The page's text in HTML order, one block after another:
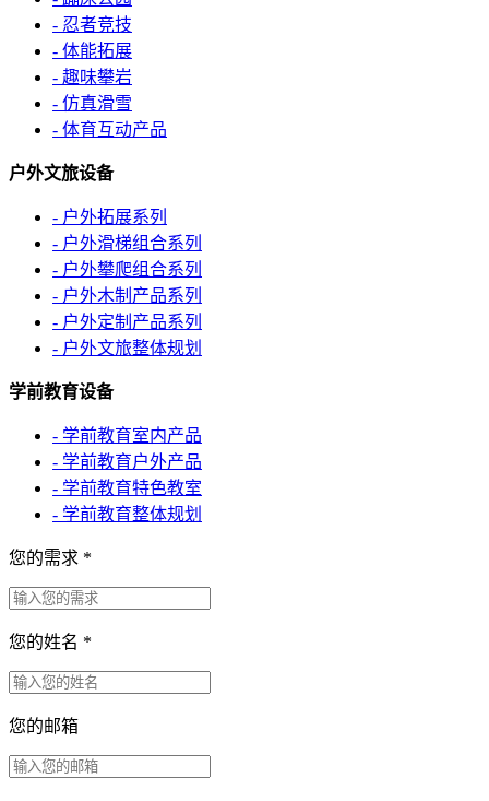
- 忍者竞技
- 体能拓展
- 趣味攀岩
- 仿真滑雪
- 体育互动产品
户外文旅设备
- 户外拓展系列
- 户外滑梯组合系列
- 户外攀爬组合系列
- 户外木制产品系列
- 户外定制产品系列
- 户外文旅整体规划
学前教育设备
- 学前教育室内产品
- 学前教育户外产品
- 学前教育特色教室
- 学前教育整体规划
您的需求 *
您的姓名 *
您的邮箱